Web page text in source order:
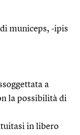
municeps, -ipis
a
la possibilità di
in libero